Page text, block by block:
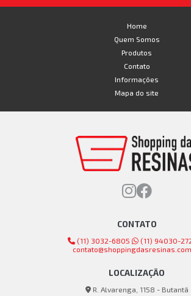
Home
Quem Somos
Produtos
Contato
Informações
Mapa do site
CONTATO
(11) 3032-6805
(11) 94030-
LOCALIZAÇÃO
R. Alvarenga, 1158 - Butantã